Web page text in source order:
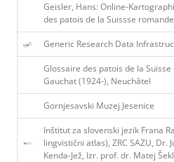
Geisler, Hans: Online-
des patois de la Suissse
Generic Research Data
Glossaire des patois de la
Gauchat (1924-), Neuchâtel
Gornjesavski Muzej Jesenice
Inštitut za slovenski jezik Frana
lingvistični atlas), ZRC SAZU, Dr.
Kenda-Jež, Izr. prof. dr. Matej